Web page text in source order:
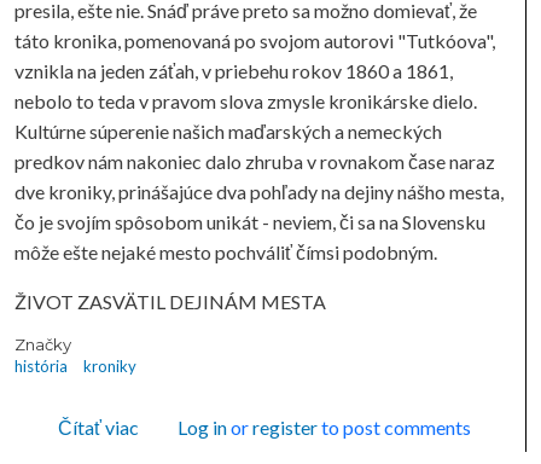
presila, ešte nie. Snáď práve preto sa možno domievať, že
táto kronika, pomenovaná po svojom autorovi "Tutkóova",
vznikla na jeden záťah, v priebehu rokov 1860 a 1861,
nebolo to teda v pravom slova zmysle kronikárske dielo.
Kultúrne súperenie našich maďarských a nemeckých
predkov nám nakoniec dalo zhruba v rovnakom čase naraz
dve kroniky, prinášajúce dva pohľady na dejiny nášho mesta,
čo je svojím spôsobom unikát - neviem, či sa na Slovensku
môže ešte nejaké mesto pochváliť čímsi podobným.
ŽIVOT ZASVÄTIL DEJINÁM MESTA
Značky
história
kroniky
Čítať viaco KOŠICKÉ KRONIKY
Log inorregisterto post comments